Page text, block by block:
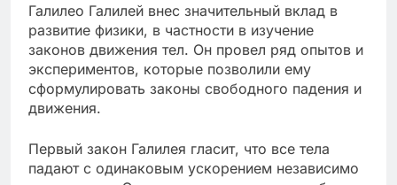
Галилео Галилей внес значительный вклад в
развитие физики, в частности в изучение
законов движения тел. Он провел ряд опытов и
экспериментов, которые позволили ему
сформулировать законы свободного падения и
движения.
Первый закон Галилея гласит, что все тела
падают с одинаковым ускорением независимо